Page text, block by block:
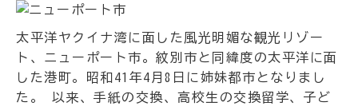
太平洋ヤクイナ湾に面した風光明媚な観光リゾー
ト、ニューポート市。紋別市と同緯度の太平洋に面
した港町。昭和41年4月8日に姉妹都市となりまし
た。 以来、手紙の交換、高校生の交換留学、子ど